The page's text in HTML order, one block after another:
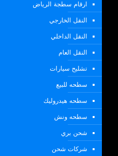
ارقام سطجة الرياض
النقل الخارجي
النقل الداخلي
النقل العام
تشليح سيارات
سطحه للبيع
سطحه هيدروليك
سطحه ونش
شحن بري
شركات شحن